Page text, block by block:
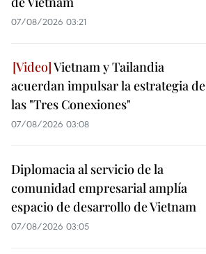
07/08/2026 03:21
Vietnam y Tailandia
acuerdan impulsar la estrategia de
las "Tres Conexiones"
07/08/2026 03:08
Diplomacia al servicio de la
comunidad empresarial amplía
espacio de desarrollo de Vietnam
07/08/2026 03:05